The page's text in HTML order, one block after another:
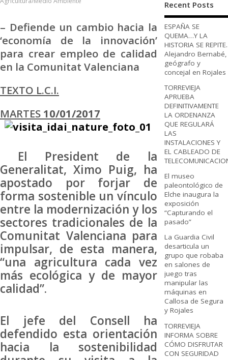
– Defiende un cambio hacia la
‘economía de la innovación’
para crear empleo de calidad
en la Comunitat Valenciana
TEXTO L.C.I.
MARTES 10/01/2017
El President de la
Generalitat, Ximo Puig, ha
apostado por forjar de
forma sostenible un vínculo
entre la modernización y los
sectores tradicionales de la
Comunitat Valenciana para
impulsar, de esta manera,
“una agricultura cada vez
más ecológica y de mayor
calidad”.
El jefe del Consell ha
defendido esta orientación
hacia la sostenibilidad
Recent Posts
ESPAÑA SE
QUEMA…Y LA
HISTORIA SE REPITE.
Alejandro Bernabé,
geógrafo y
concejal en Rojales
TORREVIEJA
APRUEBA
DEFINITIVAMENTE
LA ORDENANZA
QUE REGULARÁ
LAS
INSTALACIONES Y
EL CABLEADO DE
El museo
paleontológico de
Elche inaugura la
exposición
“Capturando el
pasado”
La Guardia Civil
desarticula un
grupo que robaba
en salones de
juego tras
manipular las
máquinas en
Callosa de Segura
y Rojales
TORREVIEJA
INFORMA SOBRE
CÓMO DISFRUTAR
CON SEGURIDAD